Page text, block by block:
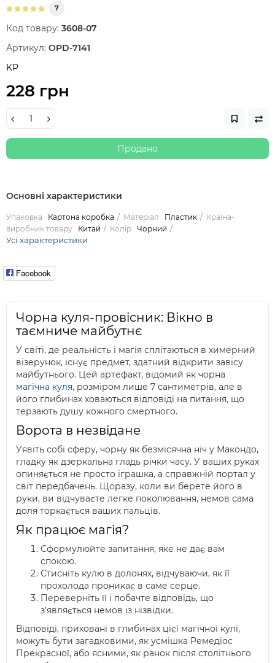
7
Код товару: 3608-07
Артикул: OPD-7141
KP
228 грн
Продано
Основні характеристики
Упаковка Картона коробка Матеріал Пластик
Країна-
виробник товару
Китай Колір Чорний
Усі характеристики
Facebook
Чорна куля-провісник: Вікно в
таємниче майбутнє
У світі, де реальність і магія сплітаються в химерний
візерунок, існує предмет, здатний відкрити завісу
майбутнього. Цей артефакт, відомий як чорна
магічна куля, розміром лише 7 сантиметрів, але в
його глибинах ховаються відповіді на питання, що
терзають душу кожного смертного.
Ворота в незвідане
Уявіть собі сферу, чорну як безмісячна ніч у Макондо,
гладку як дзеркальна гладь річки часу. У ваших руках
опиняється не просто іграшка, а справжній портал у
світ передбачень. Щоразу, коли ви берете його в
руки, ви відчуваєте легке поколювання, немов сама
доля торкається ваших пальців.
Як працює магія?
Сформулюйте запитання, яке не дає вам
спокою.
Стисніть кулю в долонях, відчуваючи, як її
прохолода проникає в саме серце.
Переверніть її і побачте відповідь, що
з'являється немов із нізвідки.
Відповіді, приховані в глибинах цієї магічної кулі,
можуть бути загадковими, як усмішка Ремедіос
Прекрасної, або ясними, як ранок після столітнього